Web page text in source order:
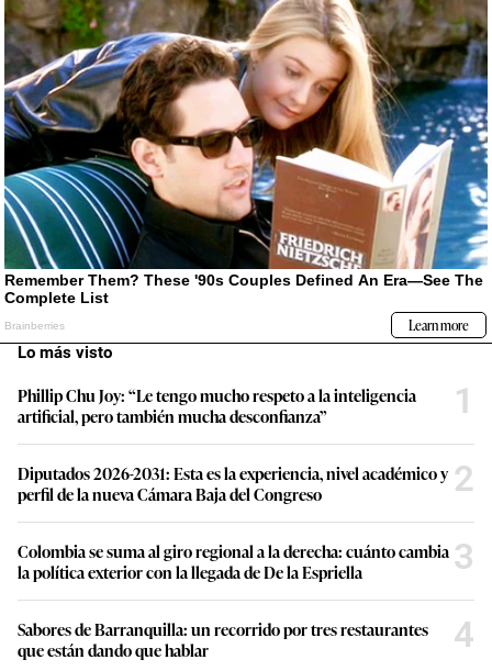
Lo más visto
Phillip Chu Joy: “Le tengo mucho respeto a la inteligencia
artificial, pero también mucha desconfianza”
1
Diputados 2026-2031: Esta es la experiencia, nivel académico y
perfil de la nueva Cámara Baja del Congreso
2
Colombia se suma al giro regional a la derecha: cuánto cambia
la política exterior con la llegada de De la Espriella
3
Sabores de Barranquilla: un recorrido por tres restaurantes
que están dando que hablar
4